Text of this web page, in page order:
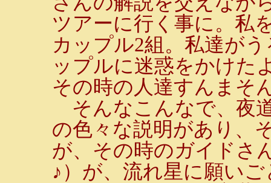
ツアーに行く事に。私
カップル2組。私達が
ップルに迷惑をかけた
その時の人達すんまそ
そんなこんなで、夜
の色々な説明があり、
が、その時のガイドさ
♪）が、流れ星に願い